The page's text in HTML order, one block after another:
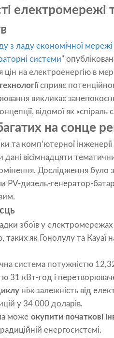
електромережі
з ладу економічної
системи"
на електроенергію в
сприяє
викликає
відомої як «спіраль
на сонце
та комп’ютерної
вісімнадцяти
Дослідження було
PV-дизель-генератор-
збоїв у електромережах
як Гонолулу та Кауаї
система потужністю
31 кВт-год і
ніж залежність від
у 34 000 доларів.
може окупити початкові
енергосистемі.